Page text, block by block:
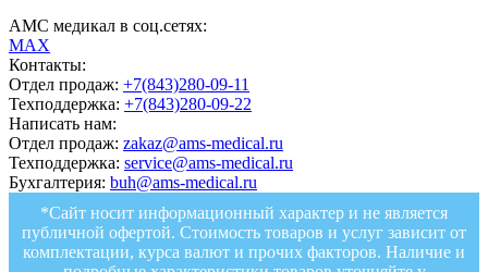
АМС медикал в соц.сетях:
MAX
Контакты:
Отдел продаж: +7(843)280-09-11
Техподдержка: +7(843)280-09-22
Написать нам:
Отдел продаж: zakaz@ams-medical.ru
Техподдержка: service@ams-medical.ru
Бухгалтерия: buh@ams-medical.ru
*Сайт носит информационный характер и не является
публичной офертой. Стоимость товаров и услуг зависит от
комплектации, курса валют и прочих факторов. Наличие и